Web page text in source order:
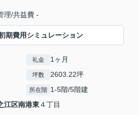
/共益費 -
期費用シミュレーション
礼金 1ヶ月
坪数 2603.22坪
所在階 1-5階/5階建
江区南港東４丁目